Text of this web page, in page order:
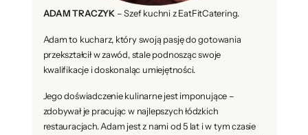
ADAM TRACZYK– Szef kuchni z EatFitCatering.
Adam to kucharz, który swoją pasję do gotowania
przekształcił w zawód, stale podnosząc swoje
kwalifikacje i doskonaląc umiejętności.
Jego doświadczenie kulinarne jest imponujące –
zdobywał je pracując w najlepszych łódzkich
restauracjach. Adam jest z nami od 5 lat i w tym czasie